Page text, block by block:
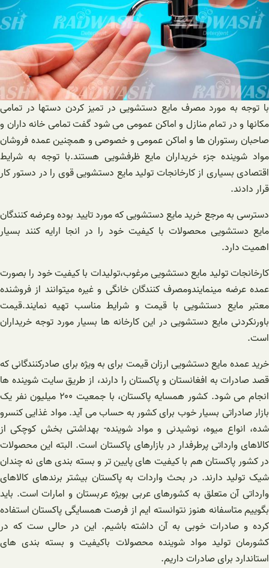
با توجه به مورد مصرف مایع دستشویی در تمیز کردن دستها در تمامی
مکانها و در تمام منازل و اماکن عمومی می شود گفت تمامی خانه داران و
صاحبان رستوران ها و اماکن عمومی و خصوصی و همچنین عمده فروشان
مواد شوینده جزء خریداران مایع ظرفشویی هستند.با توجه به شرایط
اقتصادی بسیاری از کارخانجات تولید مایع دستشویی قوی را در دستور کار
قرار دادند.
دسترسی به مرجع خرید مایع دستشویی که مورد تایید بوده وعرضه کنندگان
مایع دستشویی محصولات با کیفیت خود را در انجا ارایه کنند بسیار
اهمیت دارد.
کارخانجات تولید مایع دستشویی مرغوب،تولیدات با کیفیت خود را بصورت
عمده عرضه مینمایندومصرف کنندگان خانگی و غیره میتوانند از فروشنده
معتبر مایع دستشویی با قیمت و شرایط مناسب تهیه نمایند.قیمت
باورنکردنی مایع دستشویی در این کارخانه ها بسیار مورد توجه خریداران
است.
خرید عمده مایع دستشویی ارزان قیمت برای به ویژه برای صادرکنندگانی که
قصد صادرات به افغانستان و پاکستان را دارند، از طریق سایت شوینده ها
انجام می شود. کشور همسایه پاکستان، با جمعیت ۲۰۰ میلیون نفر یک
بازار صادراتی بسیار خوب برای کشور به حساب می آید. مواد غذایی کنسرو
شده، انواع میوه، نوشیدنی و مواد شوینده- بهداشتی بخش کوچکی از
کالاهای وارداتی پرطرفدار در بازارهای پاکستان است. البته این محصولات
در کشور پاکستان هم با کیفیت های پایین تر و بسته بندی های نه چندان
شیک تولید دارند. در بحث واردات به پاکستان بیشتر برندهای کالاهای
وارداتی آن متعلق به کشورهای عربی بویژه عربستان و امارات است. باید
بگوییم متاسفانه هنوز نتوانسته ایم از فرصت همسایگی پاکستان استفاده
کرده و صادرات خوبی به آن داشته باشیم. این در حالی ست که در
کشورمان تولید مواد شوینده محصولات باکیفیت و بسته بندی های
استاندارد برای صادرات داریم.